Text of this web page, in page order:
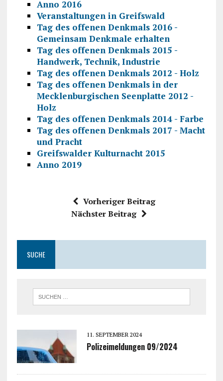
Anno 2016
Veranstaltungen in Greifswald
Tag des offenen Denkmals 2016 -
Gemeinsam Denkmale erhalten
Tag des offenen Denkmals 2015 -
Handwerk, Technik, Industrie
Tag des offenen Denkmals 2012 - Holz
Tag des offenen Denkmals in der
Mecklenburgischen Seenplatte 2012 -
Holz
Tag des offenen Denkmals 2014 - Farbe
Tag des offenen Denkmals 2017 - Macht
und Pracht
Greifswalder Kulturnacht 2015
Anno 2019
Vorheriger Beitrag
Nächster Beitrag
SUCHE
11. SEPTEMBER 2024
Polizeimeldungen 09/2024